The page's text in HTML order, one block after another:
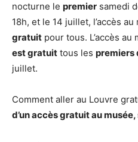
nocturne le premier samedi
18h, et le 14 juillet, l’accès au
gratuit pour tous. L’accès
est gratuit tous les premiers
juillet.
Comment aller au Louvre
d’un accèsgratuitau